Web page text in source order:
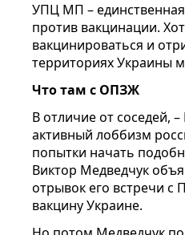
УПЦ МП –
против вакцинации.
вакцинироваться и
территориях Украины
Что там с ОПЗЖ
В отличие от соседей,
активный лоббизм
попытки начать
Виктор Медведчук
отрывок его встречи с
вакцину Украине.